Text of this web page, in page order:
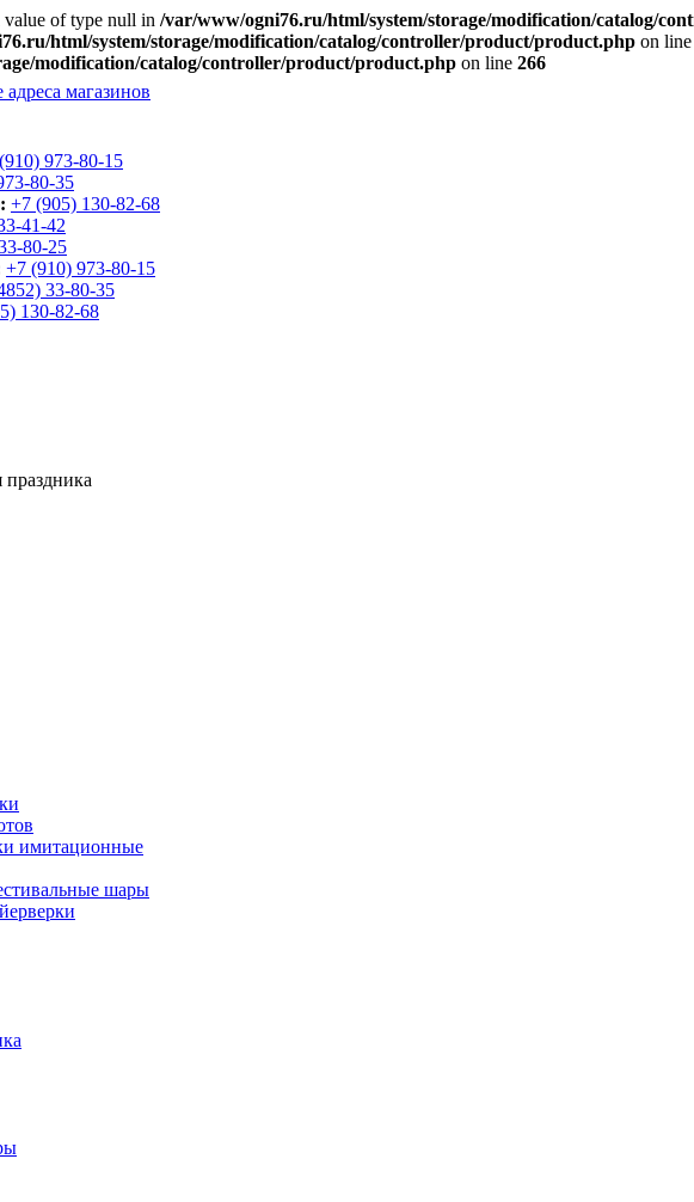
value of type null in /var/www/ogni76.ru/html/system/storage/modification/catalog/
html/system/storage/modification/catalog/controller/product/product.php on line
modification/catalog/controller/product/product.php on line 266
адреса магазинов
973-80-15
80-35
+7 (905) 130-82-68
41-42
80-25
+7 (910) 973-80-15
33-80-35
130-82-68
праздника
имитационные
шары